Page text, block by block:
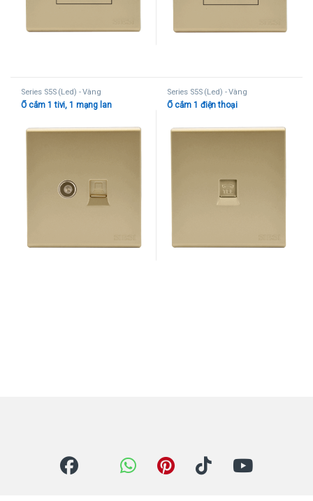
Series S5S (Led) - Vàng
Ổ cắm 1 tivi, 1 mạng lan
Series S5S (Led) - Vàng
Ổ cắm 1 điện thoại